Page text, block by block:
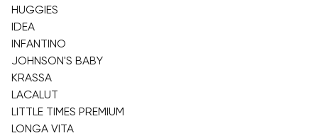
HUGGIES
IDEA
INFANTINO
JOHNSON'S BABY
KRASSA
LACALUT
LITTLE TIMES PREMIUM
LONGA VITA